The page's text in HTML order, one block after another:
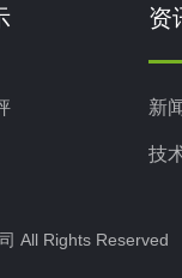
资
新
技
All Rights